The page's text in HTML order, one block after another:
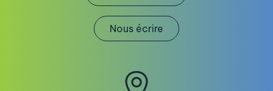
Nous écrire